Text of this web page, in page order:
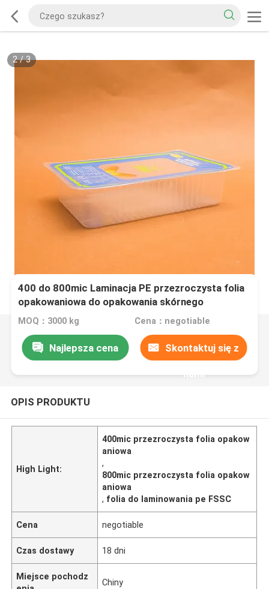
2/3
400 do 800mic Laminacja PE przezroczysta folia
opakowaniowa do opakowania skórnego
MOQ：3000 kg Cena：negotiable
Najlepsza cena Skontaktuj się z
nami
OPIS PRODUKTU
High Light:
400mic przezroczysta folia opakow
aniowa
,
800mic przezroczysta folia opakow
aniowa
, folia do laminowania pe FSSC
Cena negotiable
Czas dostawy 18 dni
Miejsce pochodz
Chiny